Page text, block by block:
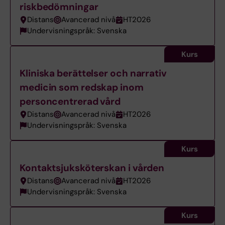
riskbedömningar
Distans Avancerad nivå
HT2026
Undervisningspråk: Svenska
Kliniska berättelser och narrativ
medicin som redskap inom
personcentrerad vård
Distans Avancerad nivå
HT2026
Undervisningspråk: Svenska
Kurs
Kontaktsjuksköterskan i vården
Distans Avancerad nivå
HT2026
Undervisningspråk: Svenska
Kurs
Kurs